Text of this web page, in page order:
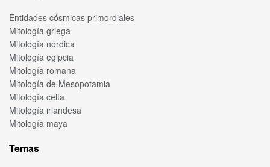
Entidades cósmicas primordiales
Mitología griega
Mitología nórdica
Mitología egipcia
Mitología romana
Mitología de Mesopotamia
Mitología celta
Mitología irlandesa
Mitología maya
Temas